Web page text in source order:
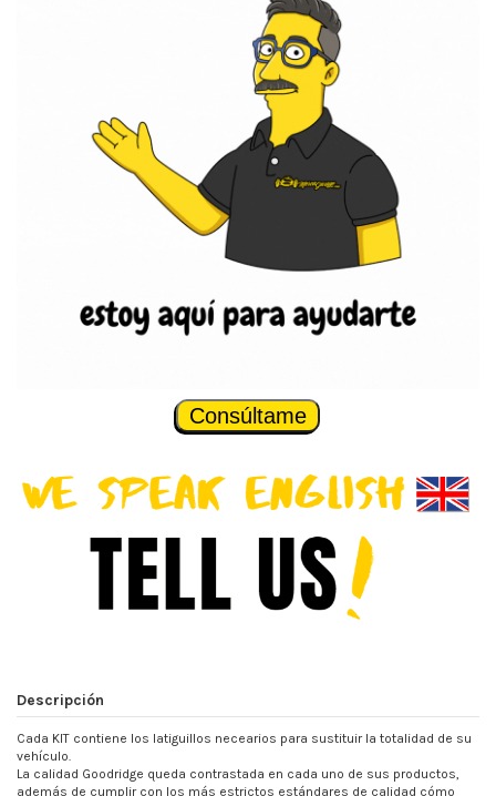
Consúltame
Descripción
Cada KIT contiene los latiguillos necearios para sustituir la totalidad de su
vehículo.
La calidad Goodridge queda contrastada en cada uno de sus productos,
además de cumplir con los más estrictos estándares de calidad cómo